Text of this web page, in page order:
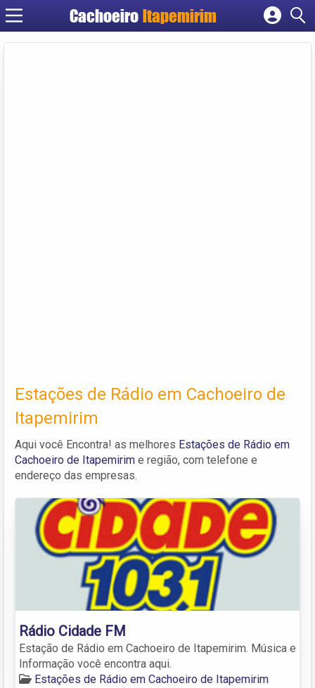
Cachoeiro Itapemirim
Cadastrar empresa
Estações de Rádio em Cachoeiro de
Itapemirim
Aqui você Encontra! as melhores Estações de Rádio em
Cachoeiro de Itapemirim e região, com telefone e
endereço das empresas.
Rádio Cidade FM
Estação de Rádio em Cachoeiro de Itapemirim. Música e
Informação você encontra aqui.
Estações de Rádio em Cachoeiro de Itapemirim